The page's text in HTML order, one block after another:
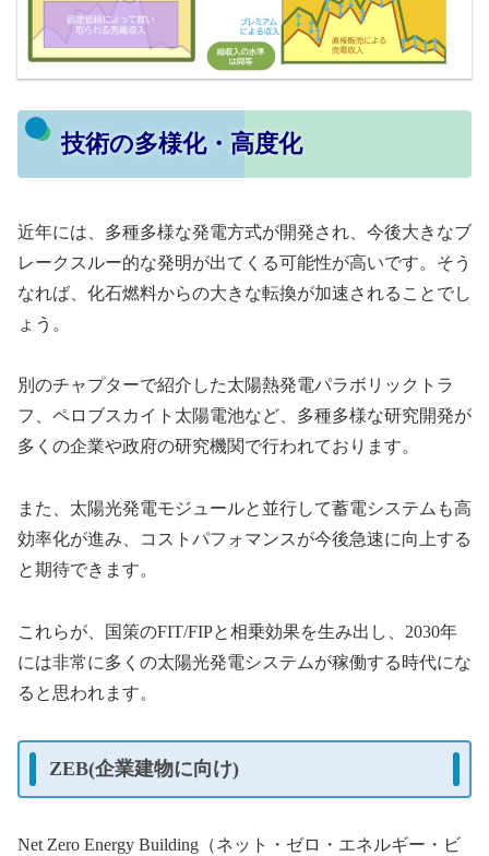
技術の多様化・高度化
近年には、多種多様な発電方式が開発され、今後大きなブ
レークスルー的な発明が出てくる可能性が高いです。そう
なれば、化石燃料からの大きな転換が加速されることでし
ょう。
別のチャプターで紹介した太陽熱発電パラボリックトラ
フ、ペロブスカイト太陽電池など、多種多様な研究開発が
多くの企業や政府の研究機関で行われております。
また、太陽光発電モジュールと並行して蓄電システムも高
効率化が進み、コストパフォマンスが今後急速に向上する
と期待できます。
これらが、国策のFIT/FIPと相乗効果を生み出し、2030年
には非常に多くの太陽光発電システムが稼働する時代にな
ると思われます。
ZEB(企業建物に向け)
Net Zero Energy Building（ネット・ゼロ・エネルギー・ビ